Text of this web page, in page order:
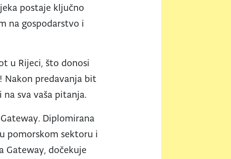
postaje ključno
na gospodarstvo i
u Rijeci, što donosi
Nakon predavanja bit
sva vaša pitanja.
Diplomirana
pomorskom sektoru i
Gateway, dočekuje